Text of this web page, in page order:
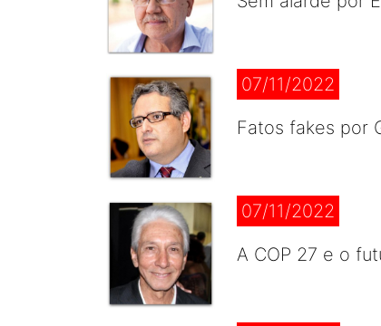
07/11/2022
Fatos fakes por
07/11/2022
A COP 27 e o